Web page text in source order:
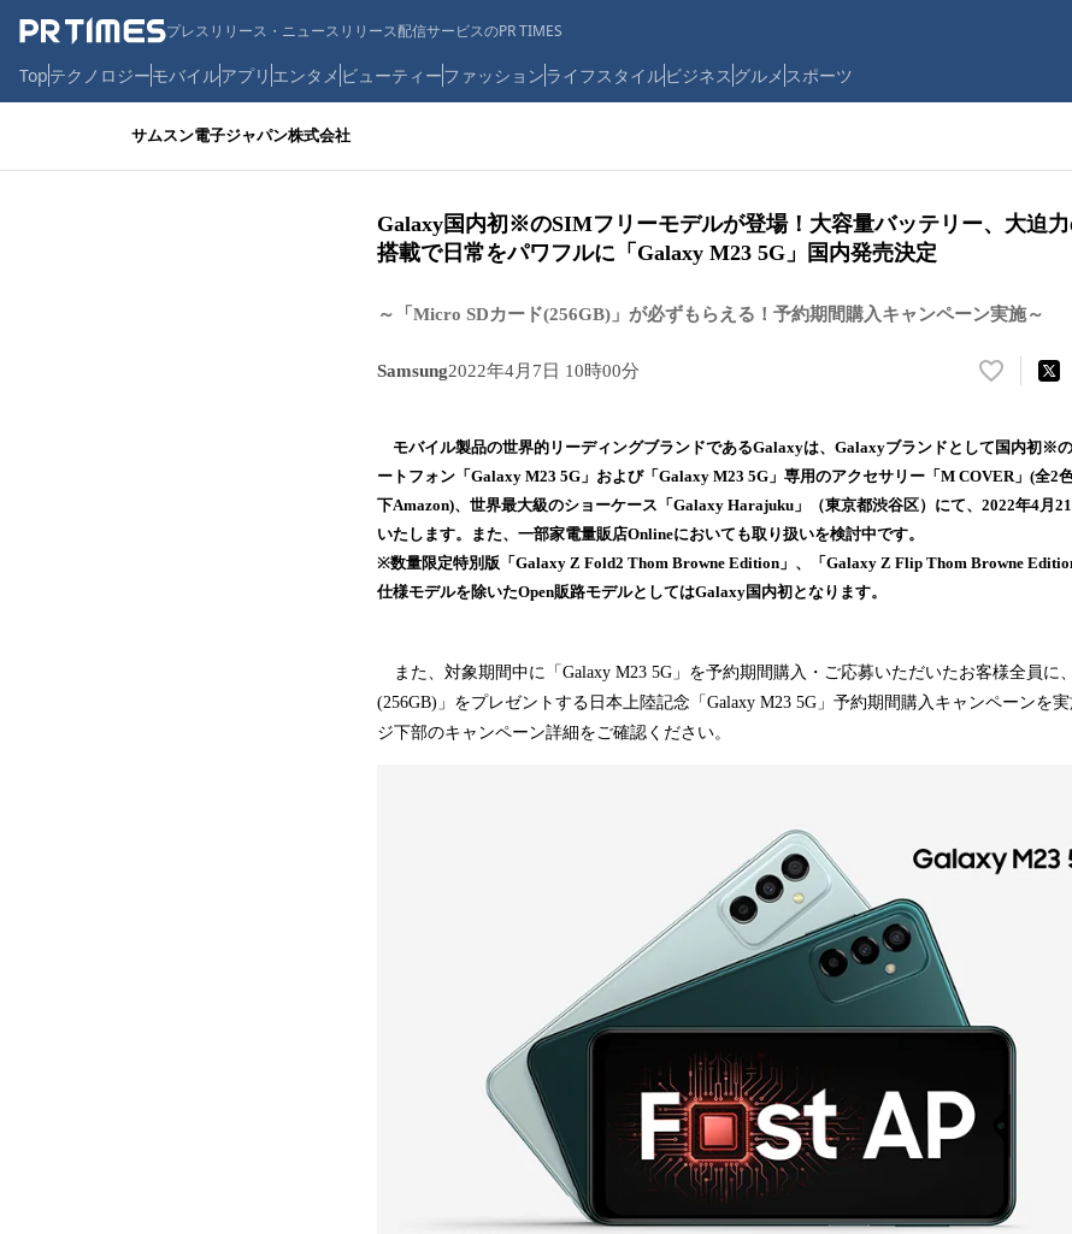
プレスリリース・ニュースリリース配信サービスのPR TIMES
Topテクノロジーモバイルアプリ エンタメ ビューティーファッションライフスタイルビジネス グルメ スポーツ
サムスン電子ジャパン株式会社
Galaxy国内初※のSIMフリーモデルが登場！大容量バッテリー、大迫
搭載で日常をパワフルに「Galaxy M23 5G」国内発売決定
～「Micro SDカード(256GB)」が必ずもらえる！予約期間購入キャンペーン実施～
Samsung2022年4月7日 10時00分
い
！
数
を
み
で
す
モバイル製品の世界的リーディングブランドであるGalaxyは、Galaxyブランドとして国内初※
ートフォン「Galaxy M23 5G」および「Galaxy M23 5G」専用のアクセサリー「M COVER」(全2
下Amazon)、世界最大級のショーケース「Galaxy Harajuku」（東京都渋谷区）にて、2022年4月
いたします。また、一部家電量販店Onlineにおいても取り扱いを検討中です。
※数量限定特別版「Galaxy Z Fold2 Thom Browne Edition」、「Galaxy Z Flip Thom Browne
仕様モデルを除いたOpen販路モデルとしてはGalaxy国内初となります。
また、対象期間中に「Galaxy M23 5G」を予約期間購入・ご応募いただいたお客様全員に
(256GB)」をプレゼントする日本上陸記念「Galaxy M23 5G」予約期間購入キャンペーンを
ジ下部のキャンペーン詳細をご確認ください。